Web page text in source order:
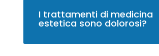
I trattamenti di medicina
estetica sono dolorosi?